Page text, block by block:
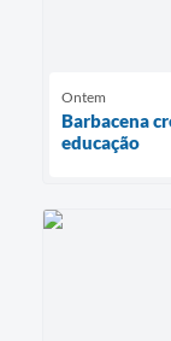
Ontem
Barbacena
educação